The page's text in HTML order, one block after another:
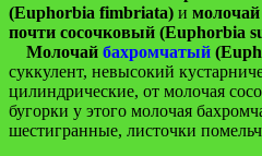
(Euphorbia fimbriata) и молочай
почти сосочковый (Euphorbia
Молочай бахромчатый
суккулент, невысокий
цилиндрические, от молочая
бугорки у этого молочая
шестигранные, листочки